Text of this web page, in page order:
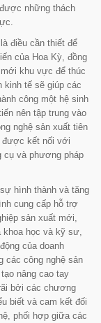
những thách
điều cần thiết để
của Hoa Kỳ, đồng
khu vực để thúc
kinh tế sẽ giúp các
công một hệ sinh
nên tập trung vào
nghệ sản xuất tiên
được kết nối với
cụ và phương pháp
hình thành và tăng
cung cấp hỗ trợ
sản xuất mới,
khoa học và kỹ sư,
của doanh
các công nghệ sản
nâng cao tay
bởi các chương
biết và cam kết đối
phối hợp giữa các